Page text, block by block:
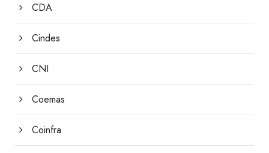
CDA
Cindes
CNI
Coemas
Coinfra